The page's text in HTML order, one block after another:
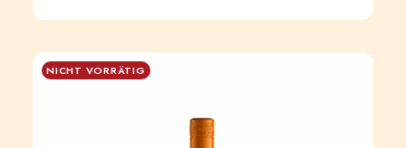
NICHT VORRÄTIG